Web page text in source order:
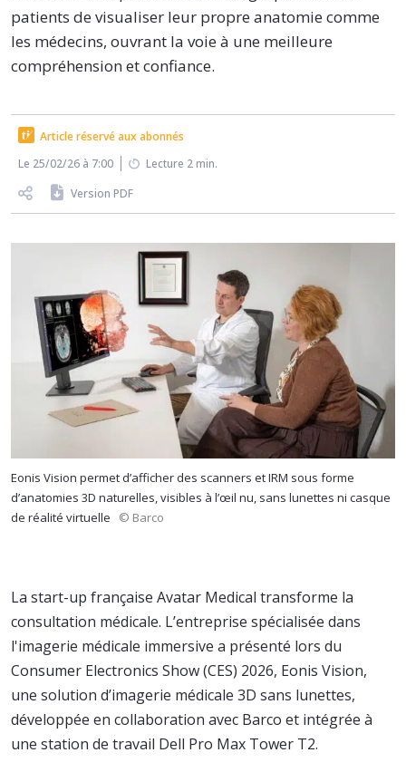
patients de visualiser leur propre anatomie comme
les médecins, ouvrant la voie à une meilleure
compréhension et confiance.
Article réservé aux abonnés
Le 25/02/26 à 7:00
Lecture 2 min.
Version PDF
Eonis Vision permet d’afficher des scanners et IRM sous forme
d’anatomies 3D naturelles, visibles à l’œil nu, sans lunettes ni casque
de réalité virtuelle
© Barco
La start-up française Avatar Medical transforme la
consultation médicale. L’entreprise spécialisée dans
l'imagerie médicale immersive a présenté lors du
Consumer Electronics Show (CES) 2026, Eonis Vision,
une solution d’imagerie médicale 3D sans lunettes,
développée en collaboration avec Barco et intégrée à
une station de travail Dell Pro Max Tower T2.